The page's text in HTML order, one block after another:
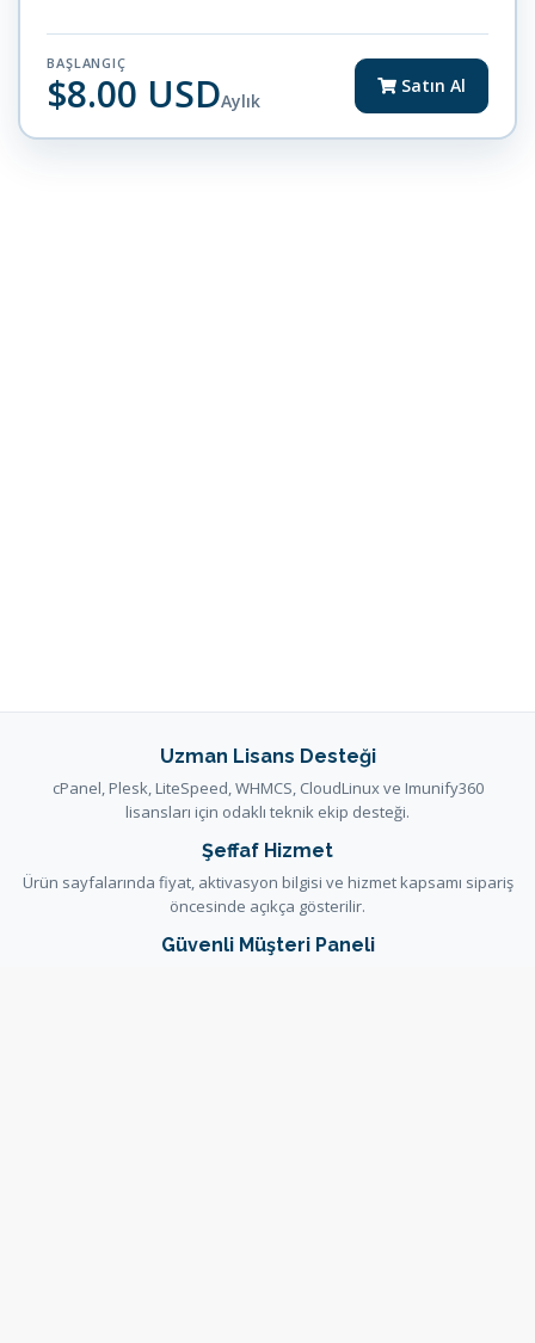
BAŞLANGIÇ
$8.00 USDAylık
Satın Al
Uzman Lisans Desteği
cPanel, Plesk, LiteSpeed, WHMCS, CloudLinux ve Imunify360
lisansları için odaklı teknik ekip desteği.
Şeffaf Hizmet
Ürün sayfalarında fiyat, aktivasyon bilgisi ve hizmet kapsamı sipariş
öncesinde açıkça gösterilir.
Güvenli Müşteri Paneli